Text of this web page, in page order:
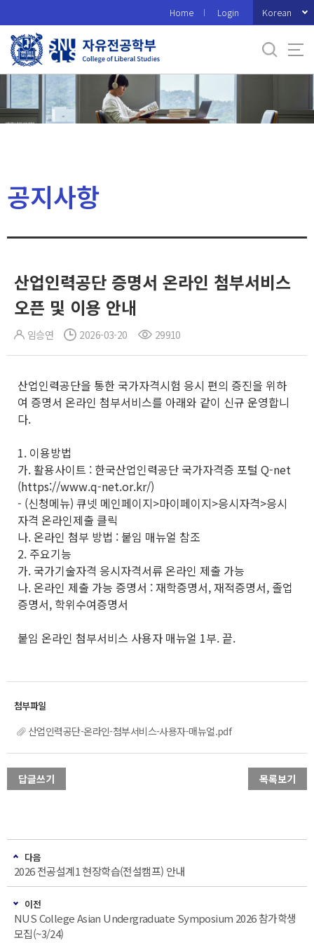
로
메
Home Login Korean
공지사항
산업인력공단 증명서 온라인 첨부서비스
오픈 및 이용 안내
임승연 2026-03-20 29910
산업인력공단을 통한 국가자격시험 응시 편의 증진을 위하
여 증명서 온라인 첨부서비스를 아래와 같이 신규 운영합니
다.
1. 이용방법
가. 활용사이트 : 한국산업인력공단 국가자격증 포털 Q-net
(https://www.q-net.or.kr/)
- (신청메뉴) 큐넷 메인페이지>마이페이지>응시자격>응시
자격 온라인제출 클릭
나. 온라인 첨부 방법 : 붙임 매뉴얼 참조
2. 주요기능
가. 국가기술자격 응시자격서류 온라인 제출 가능
나. 온라인 제출 가능 증명서 : 재학증명서, 재적증명서, 졸업
증명서, 학위수여증명서
붙임 온라인 첨부서비스 사용자 매뉴얼 1부. 끝.
산업인력공단-온라인-첨부서비스-사용자-매뉴얼.pdf
답글쓰기 목록보기
다음
2026 전공설계1 현장학습(전설캠프) 안내
이전
NUS College Asian Undergraduate Symposium 2026 참가학생
모집(~3/24)